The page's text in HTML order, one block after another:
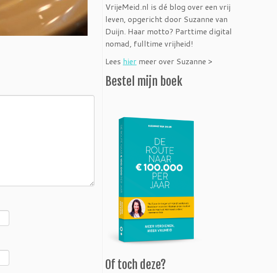
VrijeMeid.nl is dé blog over een vrij
leven, opgericht door Suzanne van
Duijn. Haar motto? Parttime digital
nomad, fulltime vrijheid!
Lees hier meer over Suzanne >
Bestel mijn boek
Of toch deze?